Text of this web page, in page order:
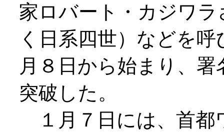
家ロバート・カジワ
く日系四世）などを
月８日から始まり、
突破した。
１月７日には、首都